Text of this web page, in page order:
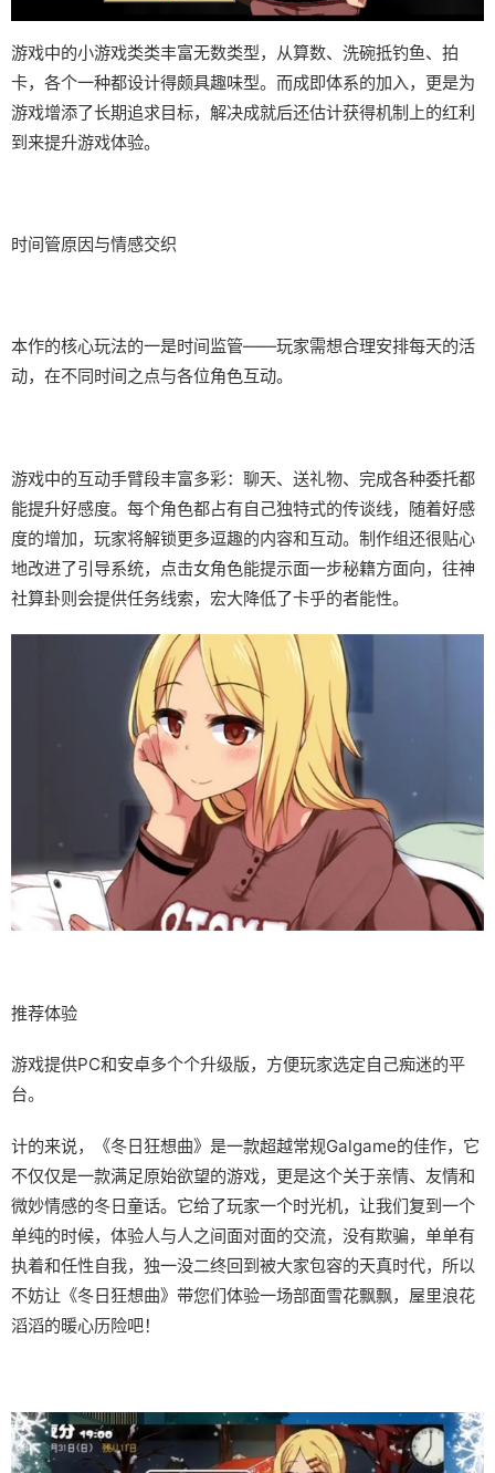
游戏中的小游戏类类丰富无数类型，从算数、洗碗抵钓鱼、拍
卡，各个一种都设计得颇具趣味型。而​​成即体系的加入​​，更是为
游戏增添了长期追求目标，解决成就后还估计获得机制上的红利
到来提升游戏体验。
时间管原因与情感交织
本作的核心玩法的一是时间监管——玩家需想合理安排每天的活
动，在不同时间之点与各位角色互动。
游戏中的​​互动手臂段丰富多彩​​：聊天、送礼物、完成各种委托都
能提升好感度。每个角色都占有自己独特式的传谈线，随着好感
度的增加，玩家将解锁更多逗趣的内容和互动。制作组还很贴心
地改进了引导系统，点击女角色能提示面一步秘籍方面向，往神
社算卦则会提供任务线索，宏大降低了卡乎的者能性。
推荐体验
游戏提供PC和安卓多个个升级版，方便玩家选定自己痴迷的平
台。
计的来说，《冬日狂想曲》是一款​​超越常规Galgame的佳作​​，它
不仅仅是一款满足原始欲望的游戏，更是这个关于亲情、友情和
微妙情感的冬日童话。它给了玩家一个时光机，让我们复到一个
单纯的时候，体验人与人之间面对面的交流，没有欺骗，单单有
执着和任性自我，独一没二终回到被大家包容的天真时代，所以
不妨让《冬日狂想曲》带您们体验一场​​部面雪花飘飘，屋里浪花
滔滔​​的暖心历险吧！